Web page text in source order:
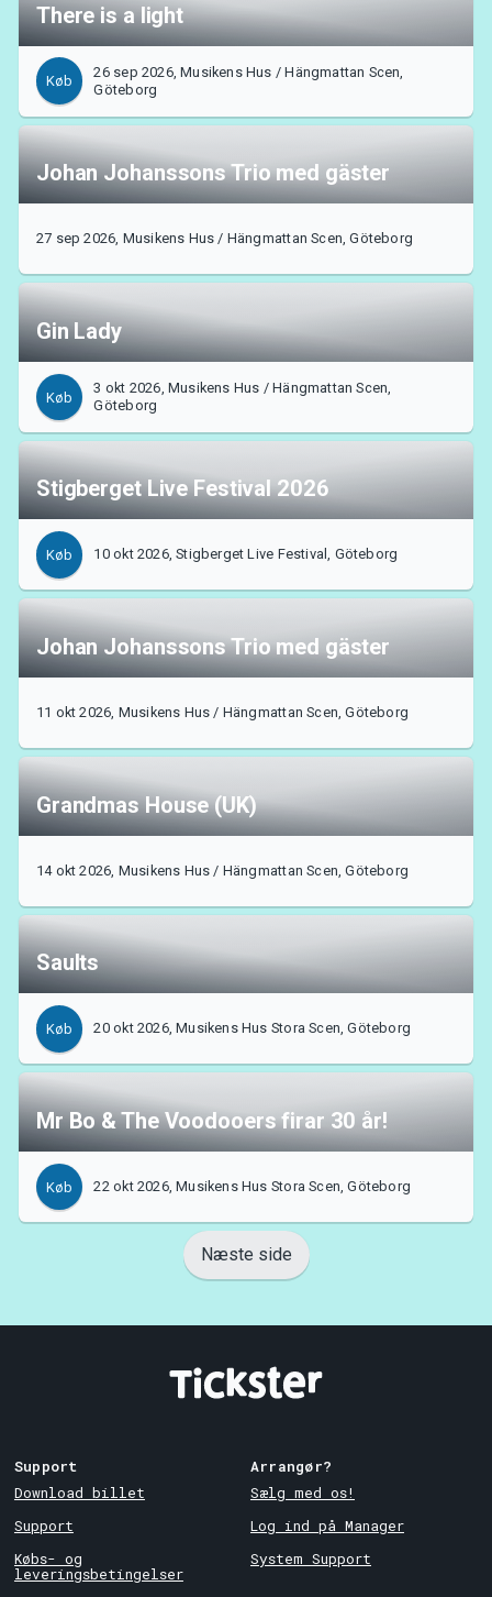
There is a light
Køb
26 sep 2026, Musikens Hus / Hängmattan Scen,
Göteborg
Johan Johanssons Trio med gäster
27 sep 2026, Musikens Hus / Hängmattan Scen, Göteborg
Gin Lady
Køb
3 okt 2026, Musikens Hus / Hängmattan Scen,
Göteborg
Stigberget Live Festival 2026
Køb 10 okt 2026, Stigberget Live Festival, Göteborg
Johan Johanssons Trio med gäster
11 okt 2026, Musikens Hus / Hängmattan Scen, Göteborg
Grandmas House (UK)
14 okt 2026, Musikens Hus / Hängmattan Scen, Göteborg
Saults
Køb 20 okt 2026, Musikens Hus Stora Scen, Göteborg
Mr Bo & The Voodooers firar 30 år!
Køb 22 okt 2026, Musikens Hus Stora Scen, Göteborg
Næste side
Support
Download billet
Support
Købs- og
leveringsbetingelser
Arrangør?
Sælg med os!
Log ind på Manager
System Support